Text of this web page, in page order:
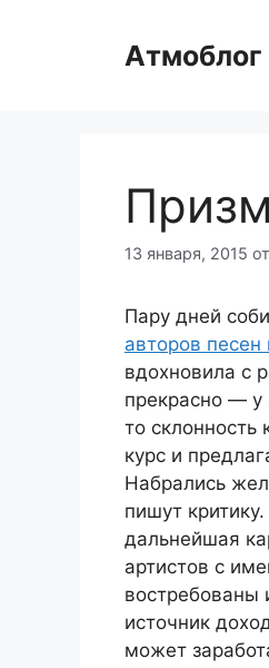
содержимомуАтмоблог
13 января, 2015 от
Пару дней
авторов песен
вдохновила с
прекрасно — у
то
курс и
Набрались
пишут
дальнейшая
артистов с
востребованы
источник
может